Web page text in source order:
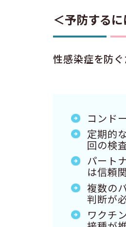
＜予防する
性感染症を防
コンド
定期的
回の検
パート
は信頼
複数の
判断が
ワクチ